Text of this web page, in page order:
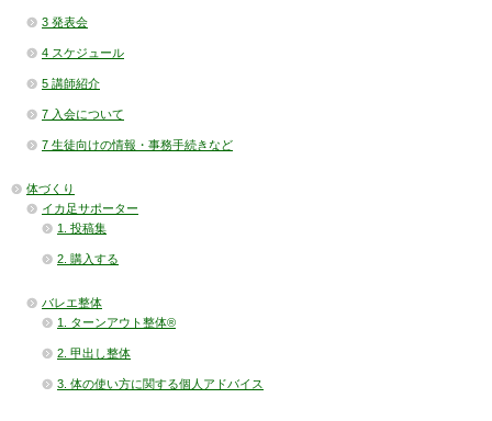
3 発表会
4 スケジュール
5 講師紹介
7 入会について
7 生徒向けの情報・事務手続きなど
体づくり
イカ足サポーター
1. 投稿集
2. 購入する
バレエ整体
1. ターンアウト整体®
2. 甲出し整体
3. 体の使い方に関する個人アドバイス